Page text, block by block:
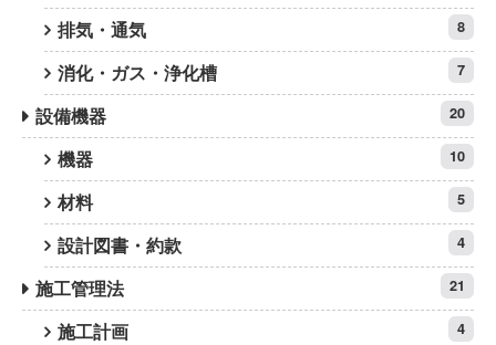
排気・通気 8
消化・ガス・浄化槽 7
設備機器 20
機器 10
材料 5
設計図書・約款 4
施工管理法 21
施工計画 4